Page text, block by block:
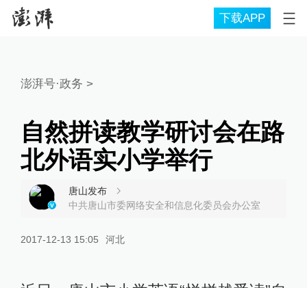
下载APP
澎湃号·政务 >
自然拼读教学研讨会在路
北外语实小学举行
唐山发布
中共唐山市委网络安全和信息化委员会办公室
2017-12-13 15:05 河北